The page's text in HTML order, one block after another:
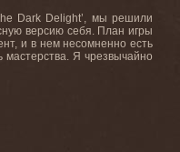
Dark Delight’, мы решили
версию себя. План игры
и в нем несомненно есть
Я чрезвычайно